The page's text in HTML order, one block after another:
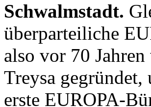
Schwalmstadt.
überparteiliche
also vor 70
Treysa gegründet,
erste EUROPA-